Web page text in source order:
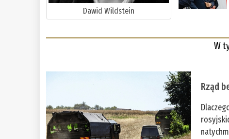
Dawid Wildstein
W
Rząd